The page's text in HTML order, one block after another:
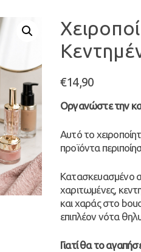
€14,90
Οργανώστε την
Αυτό το
προϊόντα
Κατασκευασμένο
χαριτωμένες,
και χαράς στο
επιπλέον νότα
Γιατί θα το